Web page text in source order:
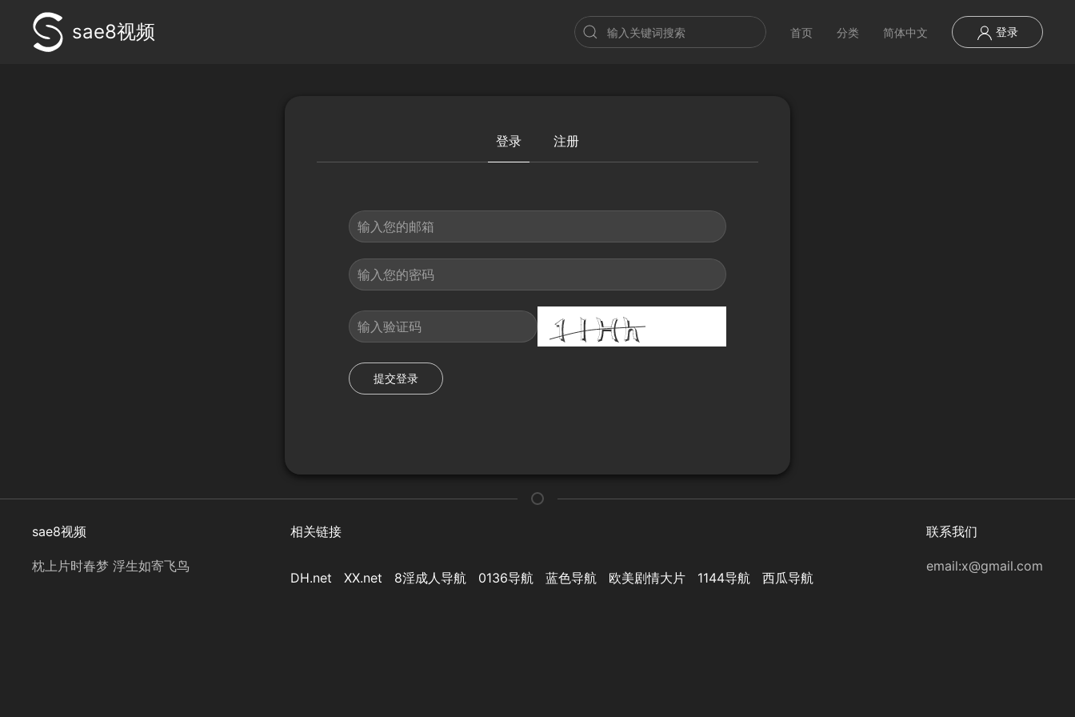
sae8视频 首页 分类 简体中文 登录
登录 注册
提交登录
sae8视频
枕上片时春梦 浮生如寄飞鸟
相关链接
DH.net XX.net 8淫成人导航 0136导航 蓝色导航 欧美剧情大片 1144导航 西瓜导航
联系我们
email:x@gmail.com